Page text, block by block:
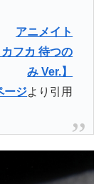
アニメイト
フカ 待つの
み Ver.】
ージより引用